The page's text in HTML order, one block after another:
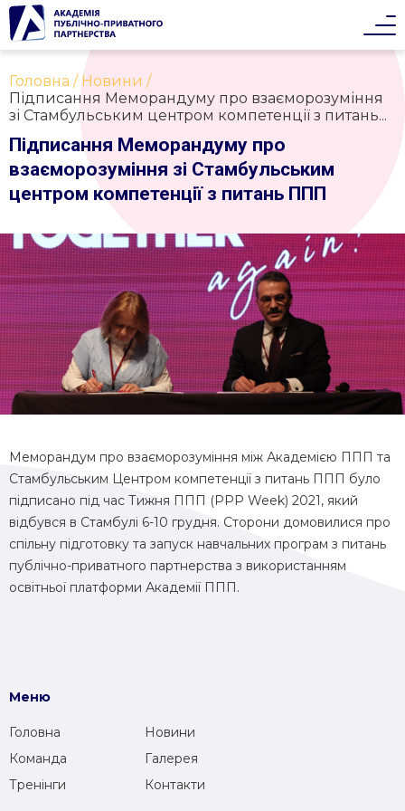
Головна
Новини
Підписання Меморандуму про взаєморозуміння
зі Стамбульським центром компетенції з питань...
Підписання Меморандуму про
взаєморозуміння зі Стамбульським
центром компетенції з питань ППП
Меморандум про взаєморозуміння між Академією ППП та
Стамбульським Центром компетенції з питань ППП було
підписано під час Тижня ППП (PPP Week) 2021, який
відбувся в Стамбулі 6-10 грудня. Сторони домовилися про
спільну підготовку та запуск навчальних програм з питань
публічно-приватного партнерства з використанням
освітньої платформи Академії ППП.
Меню
Головна
Новини
Команда
Галерея
Тренінги
Контакти